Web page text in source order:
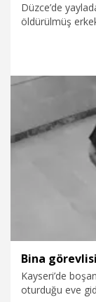
Düzce’de
öldürülmüş
26.05.2026
Kayseri’de
oturduğu eve